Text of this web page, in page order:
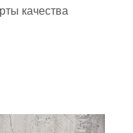
качества